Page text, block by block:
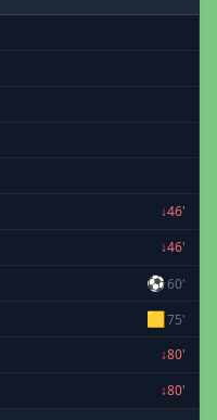
↓46'
↓46'
⚽60'
🟨75'
↓80'
↓80'